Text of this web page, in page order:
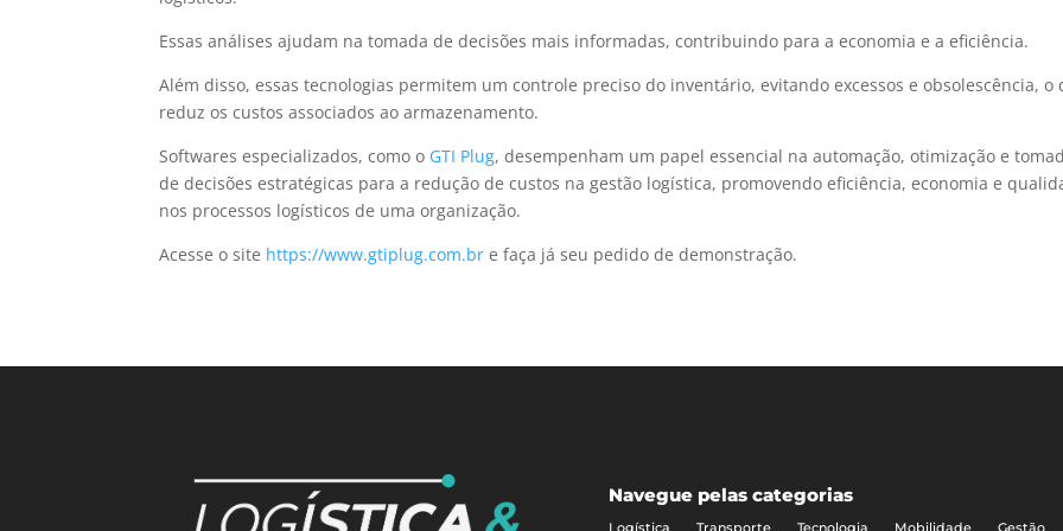
Essas análises ajudam na tomada de decisões mais informadas, contribuindo para a economia e a eficiência.
Além disso, essas tecnologias permitem um controle preciso do inventário, evitando excessos e obsolescência, o
reduz os custos associados ao armazenamento.
Softwares especializados, como o GTI Plug, desempenham um papel essencial na automação, otimização e
de decisões estratégicas para a redução de custos na gestão logística, promovendo eficiência, economia e
nos processos logísticos de uma organização.
Acesse o site https://www.gtiplug.com.br e faça já seu pedido de demonstração.
Navegue pelas categorias